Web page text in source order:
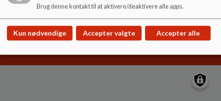
Cookie politik
Brug denne kontakt til at aktivere/deaktivere alle apps.
Kun nødvendige Accepter valgte Accepter alle